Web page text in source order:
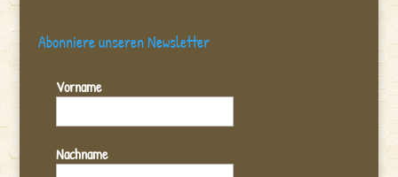
Abonniere unseren Newsletter
Vorname
Nachname